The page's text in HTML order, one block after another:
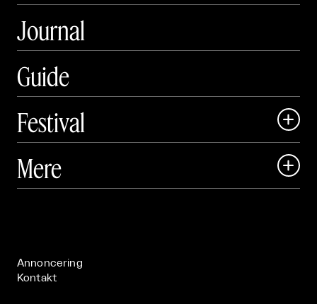
Journal
Guide
Festival

 Art Matter Festival
Mere 
Annoncering
Kontakt